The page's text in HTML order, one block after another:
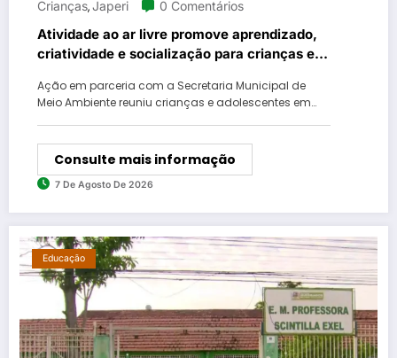
Crianças,Japeri 0 Comentários
Atividade ao ar livre promove aprendizado,
criatividade e socialização para crianças e
Ação em parceria com a Secretaria Municipal de
Meio Ambiente reuniu crianças e adolescentes em…
Consulte mais informação
7 De Agosto De 2026
Educação